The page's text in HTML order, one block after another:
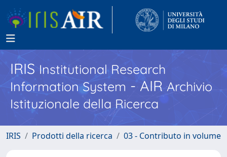
IRISInstitutional Research
Information System - AIR Archivio
Istituzionale della Ricerca
IRIS Prodotti della ricerca 03 - Contributo in volume